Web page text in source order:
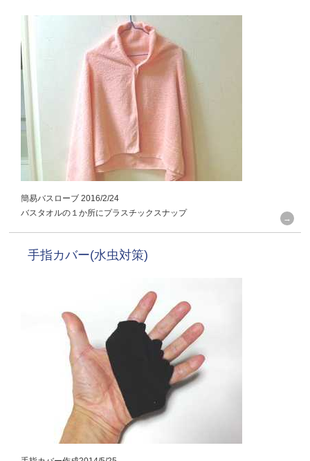
簡易バスローブ 2016/2/24
バスタオルの１か所にプラスチックスナップ
手指カバー(水虫対策)